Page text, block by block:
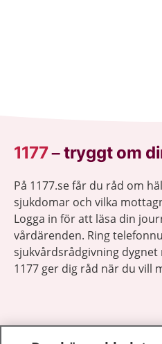
1177–tryggt om
På 1177.se får du råd om
sjukdomar och vilka
Logga in för att läsa din
vårdärenden. Ring
sjukvårdsrådgivning dygnet
1177 ger dig råd när du vill